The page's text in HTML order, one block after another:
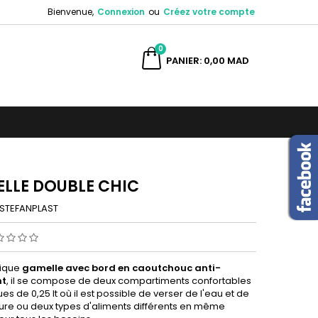
Bienvenue, Connexion ou Créez votre compte
PANIER
0
0,00 MAD
DOUBLE CHIC
STEFANPLAST
gamelle avec bord en caoutchouc anti-
, il se compose de deux compartiments confortables
de 0,25 lt où il est possible de verser de l'eau et de
ou deux types d'aliments différents en même